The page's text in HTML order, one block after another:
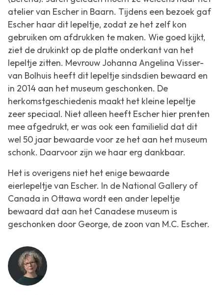
atelier van Escher in Baarn. Tijdens een bezoek gaf
Escher haar dit lepeltje, zodat ze het zelf kon
gebruiken om afdrukken te maken. Wie goed kijkt,
ziet de drukinkt op de platte onderkant van het
lepeltje zitten. Mevrouw Johanna Angelina Visser-
van Bolhuis heeft dit lepeltje sindsdien bewaard en
in 2014 aan het museum geschonken. De
herkomstgeschiedenis maakt het kleine lepeltje
zeer speciaal. Niet alleen heeft Escher hier prenten
mee afgedrukt, er was ook een familielid dat dit
wel 50 jaar bewaarde voor ze het aan het museum
schonk. Daarvoor zijn we haar erg dankbaar.
Het is overigens niet het enige bewaarde
eierlepeltje van Escher. In de National Gallery of
Canada in Ottawa wordt een ander lepeltje
bewaard dat aan het Canadese museum is
geschonken door George, de zoon van M.C. Escher.